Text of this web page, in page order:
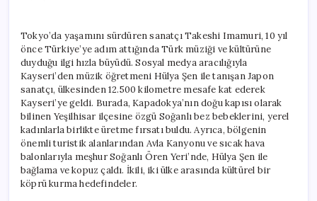
Kayseri’de
Türk
Kültürüyle
Buluşma
için
Tokyo’da yaşamını sürdüren sanatçı Takeshi Imamuri, 10 yıl
önce Türkiye’ye adım attığında Türk müziği ve kültürüne
duyduğu ilgi hızla büyüdü. Sosyal medya aracılığıyla
Kayseri’den müzik öğretmeni Hülya Şen ile tanışan Japon
sanatçı, ülkesinden 12.500 kilometre mesafe kat ederek
Kayseri’ye geldi. Burada, Kapadokya’nın doğu kapısı olarak
bilinen Yeşilhisar ilçesine özgü Soğanlı bez bebeklerini, yerel
kadınlarla birlikte üretme fırsatı buldu. Ayrıca, bölgenin
önemli turistik alanlarından Avla Kanyonu ve sıcak hava
balonlarıyla meşhur Soğanlı Ören Yeri’nde, Hülya Şen ile
bağlama ve kopuz çaldı. İkili, iki ülke arasında kültürel bir
köprü kurma hedefindeler.